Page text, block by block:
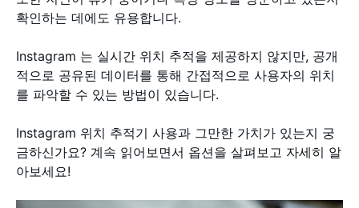
확인하는 데에도 유용합니다.
Instagram 는 실시간 위치 추적을 제공하지 않지만, 공개
적으로 공유된 데이터를 통해 간접적으로 사용자의 위치
를 파악할 수 있는 방법이 있습니다.
Instagram 위치 추적기 사용과 그만한 가치가 있는지 궁
금하신가요? 계속 읽어보면서 옵션을 살펴보고 자세히 알
아보세요!